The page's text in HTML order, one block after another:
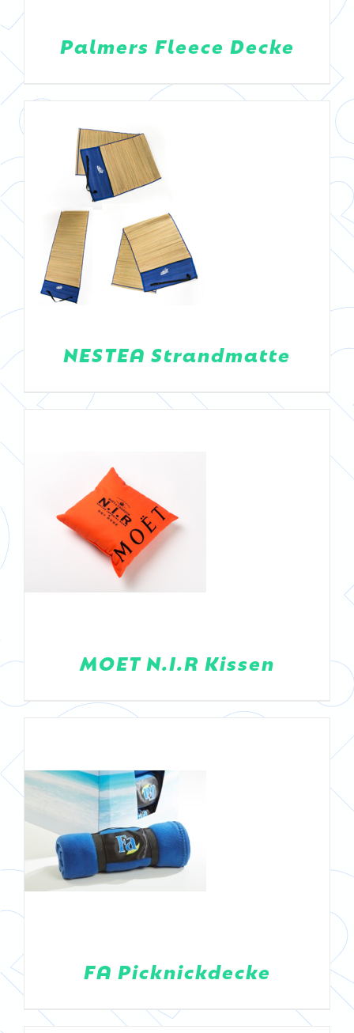
Palmers Fleece Decke
NESTEA Strandmatte
MOET N.I.R Kissen
FA Picknickdecke